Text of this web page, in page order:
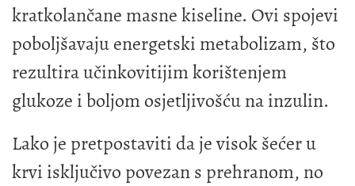
kratkolančane masne kiseline. Ovi spojevi
poboljšavaju energetski metabolizam, što
rezultira učinkovitijim korištenjem
glukoze i boljom osjetljivošću na inzulin.
Lako je pretpostaviti da je visok šećer u
krvi isključivo povezan s prehranom, no